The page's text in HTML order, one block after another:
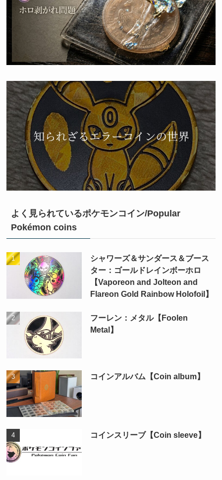
よく見られているポケモンコイン/Popular
Pokémon coins
シャワーズ＆サンダース＆ブース
ター：ゴールドレインボーホロ
【Vaporeon and Jolteon and
Flareon Gold Rainbow Holofoil】
フーレン：メタル【Foolen
Metal】
コインアルバム【Coin album】
コインスリーブ【Coin sleeve】